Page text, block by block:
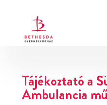
Tájékoztató a
Ambulancia